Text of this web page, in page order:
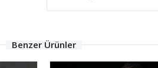
Benzer Ürünler